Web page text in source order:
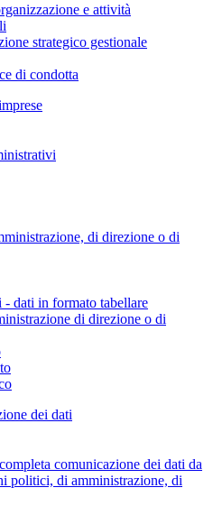
e attività
strategico gestionale
di condotta
di direzione o di
dati in formato tabellare
di direzione o di
dei dati
comunicazione dei dati da
politici, di amministrazione, di